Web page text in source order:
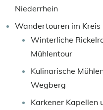
Niederrhein
Wandertouren im Kreis
Winterliche
Mühlentour
Kulinarische
Wegberg
Karkener Kapellen